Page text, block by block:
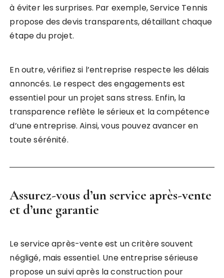
à éviter les surprises. Par exemple, Service Tennis
propose des devis transparents, détaillant chaque
étape du projet.
En outre, vérifiez si l’entreprise respecte les délais
annoncés. Le respect des engagements est
essentiel pour un projet sans stress. Enfin, la
transparence reflète le sérieux et la compétence
d’une entreprise. Ainsi, vous pouvez avancer en
toute sérénité.
Assurez-vous d’un service après-vente
et d’une garantie
Le service après-vente est un critère souvent
négligé, mais essentiel. Une entreprise sérieuse
propose un suivi après la construction pour